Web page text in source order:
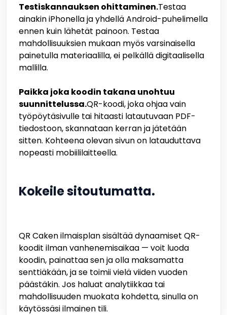
Testiskannauksen ohittaminen.Testaa
ainakin iPhonella ja yhdellä Android-puhelimella
ennen kuin lähetät painoon. Testaa
mahdollisuuksien mukaan myös varsinaisella
painetulla materiaalilla, ei pelkällä digitaalisella
mallilla.
Paikka joka koodin takana unohtuu
suunnittelussa.QR-koodi, joka ohjaa vain
työpöytäsivulle tai hitaasti latautuvaan PDF-
tiedostoon, skannataan kerran ja jätetään
sitten. Kohteena olevan sivun on latauduttava
nopeasti mobiililaitteella.
Kokeile sitoutumatta.
QR Caken ilmaisplan sisältää dynaamiset QR-
koodit ilman vanhenemisaikaa — voit luoda
koodin, painattaa sen ja olla maksamatta
senttiäkään, ja se toimii vielä viiden vuoden
päästäkin. Jos haluat analytiikkaa tai
mahdollisuuden muokata kohdetta, sinulla on
käytössäsi ilmainen tili.